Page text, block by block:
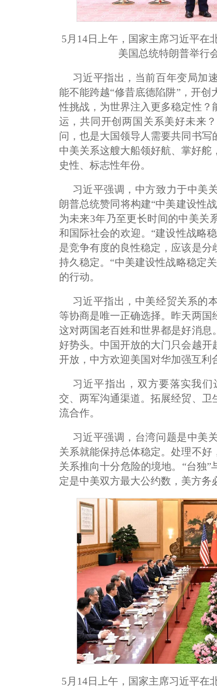
5月14日上午，国家主席习近平在
美国总统特朗普举行
习近平指出，当前百年变局加
能不能跨越“修昔底德陷阱”，开
性挑战，为世界注入更多稳定性
运，共同开创两国关系美好未来
问，也是大国领导人需要共同书
中美关系这艘大船领好航、掌好舵
史性、标志性年份。
习近平强调，中方致力于中美
朗普总统赞同将构建“中美建设性
为未来3年乃至更长时间的中美关
和国际社会的欢迎。“建设性战略
是竞争有度的良性稳定，应该是
持久稳定。“中美建设性战略稳定
的行动。
习近平指出，中美经贸关系的
等协商是唯一正确选择。昨天两
这对两国老百姓和世界都是好消
好势头。中国开放的大门只会越
开放，中方欢迎美国对华加强互利
习近平指出，双方要落实我
交、两军沟通渠道。拓展经贸、
流合作。
习近平强调，台湾问题是中美
关系就能保持总体稳定。处理不
关系推向十分危险的境地。“台独
定是中美双方最大公约数，美方务
5月14日上午，国家主席习近平在